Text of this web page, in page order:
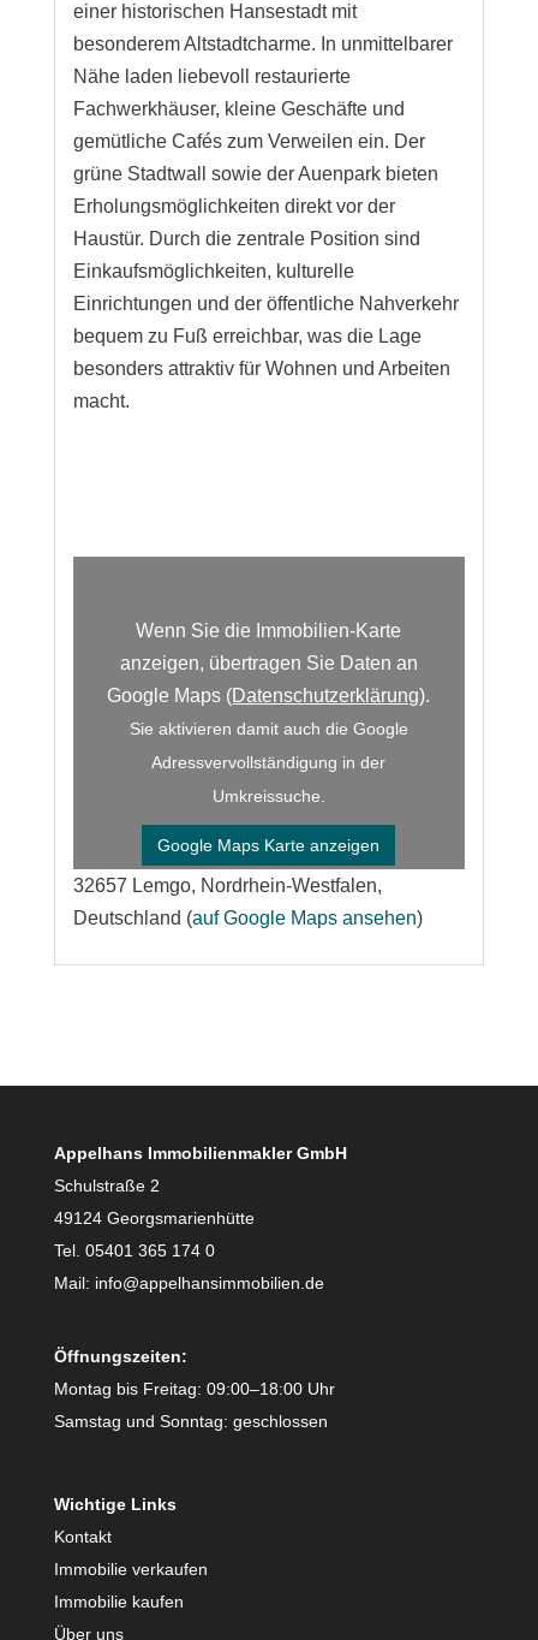
einer historischen Hansestadt mit
besonderem Altstadtcharme. In unmittelbarer
Nähe laden liebevoll restaurierte
Fachwerkhäuser, kleine Geschäfte und
gemütliche Cafés zum Verweilen ein. Der
grüne Stadtwall sowie der Auenpark bieten
Erholungsmöglichkeiten direkt vor der
Haustür. Durch die zentrale Position sind
Einkaufsmöglichkeiten, kulturelle
Einrichtungen und der öffentliche Nahverkehr
bequem zu Fuß erreichbar, was die Lage
besonders attraktiv für Wohnen und Arbeiten
macht.
Wenn Sie die Immobilien-Karte
anzeigen, übertragen Sie Daten an
Google Maps (Datenschutzerklärung).
Sie aktivieren damit auch die Google
Adressvervollständigung in der
Umkreissuche.
Google Maps Karte anzeigen
32657 Lemgo, Nordrhein-Westfalen,
Deutschland (auf Google Maps ansehen)
Appelhans Immobilienmakler GmbH
Schulstraße 2
49124 Georgsmarienhütte
Tel. 05401 365 174 0
Mail: info@appelhansimmobilien.de
Öffnungszeiten:
Montag bis Freitag: 09:00–18:00 Uhr
Samstag und Sonntag: geschlossen
Wichtige Links
Kontakt
Immobilie verkaufen
Immobilie kaufen
Über uns